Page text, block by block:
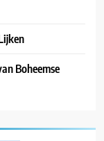
Boheemse